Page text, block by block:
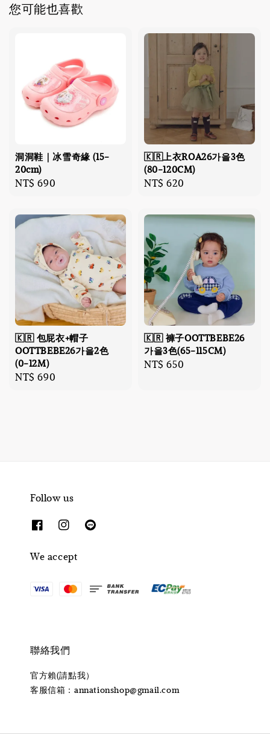
您可能也喜歡
洞洞鞋｜冰雪奇緣 (15-
20cm)
Regular
NT$ 690
🇰🇷上衣ROA26가을3色
(80-120CM)
Regular
NT$ 620
🇰🇷 包屁衣+帽子
OOTTBEBE26가을2色
(0-12M)
Regular
NT$ 690
🇰🇷 褲子OOTTBEBE26
가을3色(65-115CM)
Regular
NT$ 650
Follow us
We accept
聯絡我們
官方賴(請點我）
客服信箱：annationshop@gmail.com